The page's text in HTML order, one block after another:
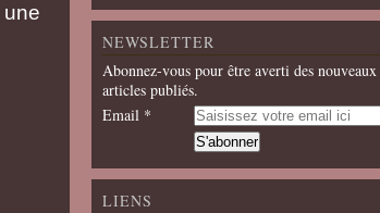
NEWSLETTER
Abonnez-vous pour être averti des nouveaux
articles publiés.
Email
LIENS